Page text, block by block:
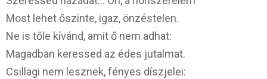
Most lehet őszinte, igaz, önzéstelen.
Ne is tőle kívánd, amit ő nem adhat:
Magadban keressed az édes jutalmat.
Csillagi nem lesznek, fényes díszjelei: